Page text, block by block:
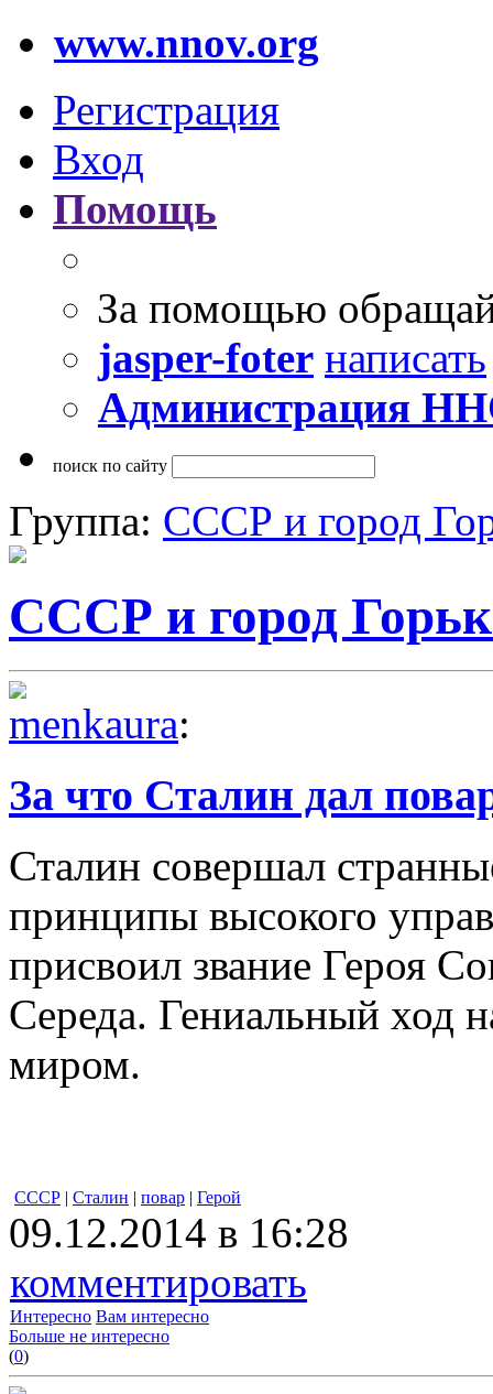
www.nnov.org
Регистрация
Вход
Помощь
За помощью
jasper-foter написать
Администрация
поиск по сайту
Группа: СССР и город
СССР и город
menkaura:
За что Сталин дал
Сталин совершал
принципы высокого
присвоил звание Героя
Середа. Гениальный ход
миром.
СССР | Сталин | повар | Герой
09.12.2014 в 16:28
комментировать
Интересно Вам интересно
Больше не интересно
(0)